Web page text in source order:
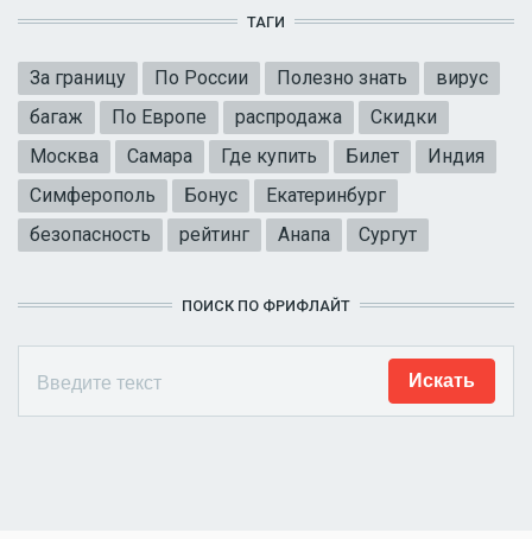
ТАГИ
За границу По России Полезно знать
вирус
багаж
По Европе распродажа
Скидки
Москва
Самара Где купить Билет
Индия
Симферополь
Бонус
Екатеринбург
безопасность
рейтинг Анапа Сургут
ПОИСК ПО ФРИФЛАЙТ